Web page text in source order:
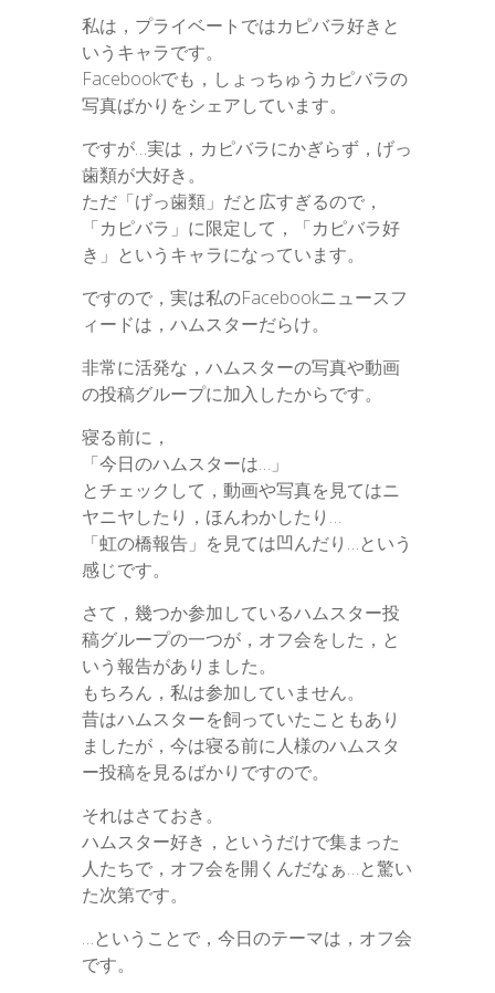
o
o
k
t
e
r
e
I
n
n
l
r
n
t
e
l
s
s
n
g
e
r
私は，プライベートではカピバラ好きと
いうキャラです。
Facebookでも，しょっちゅうカピバラの
写真ばかりをシェアしています。
ですが…実は，カピバラにかぎらず，げっ
歯類が大好き。
ただ「げっ歯類」だと広すぎるので，
「カピバラ」に限定して，「カピバラ好
き」というキャラになっています。
ですので，実は私のFacebookニュースフ
ィードは，ハムスターだらけ。
非常に活発な，ハムスターの写真や動画
の投稿グループに加入したからです。
寝る前に，
「今日のハムスターは…」
とチェックして，動画や写真を見てはニ
ヤニヤしたり，ほんわかしたり…
「虹の橋報告」を見ては凹んだり…という
感じです。
さて，幾つか参加しているハムスター投
稿グループの一つが，オフ会をした，と
いう報告がありました。
もちろん，私は参加していません。
昔はハムスターを飼っていたこともあり
ましたが，今は寝る前に人様のハムスタ
ー投稿を見るばかりですので。
それはさておき。
ハムスター好き，というだけで集まった
人たちで，オフ会を開くんだなぁ…と驚い
た次第です。
…ということで，今日のテーマは，オフ会
です。